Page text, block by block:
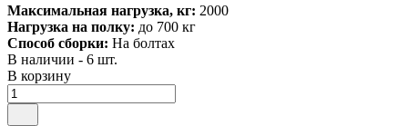
Максимальная нагрузка, кг: 2000
Нагрузка на полку: до 700 кг
Способ сборки: На болтах
В наличии - 6 шт.
В корзину